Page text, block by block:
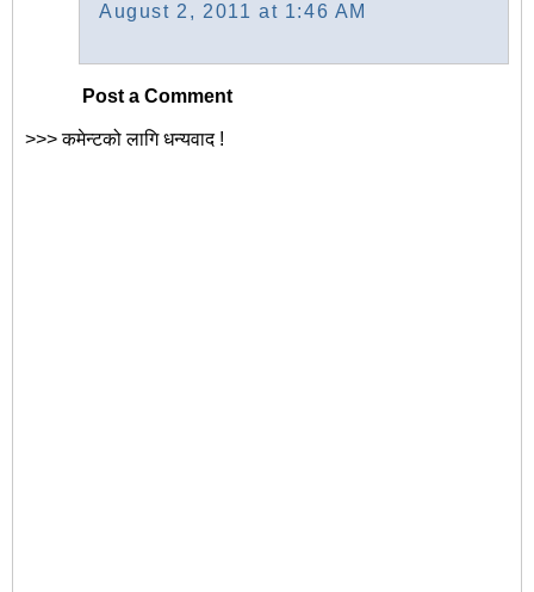
August 2, 2011 at 1:46 AM
Post a Comment
>>> कमेन्टको लागि धन्यवाद !